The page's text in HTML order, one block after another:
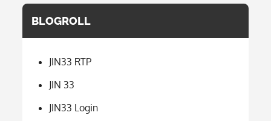
BLOGROLL
JIN33 RTP
JIN 33
JIN33 Login